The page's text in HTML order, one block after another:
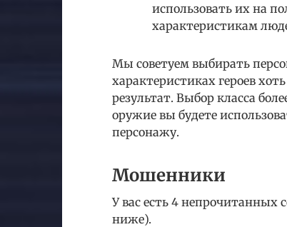
использовать их на
характеристикам
Мы советуем выбирать
характеристиках героев
результат. Выбор класса
оружие вы будете
персонажу.
Мошенники
У вас есть 4 непрочитанных
ниже).